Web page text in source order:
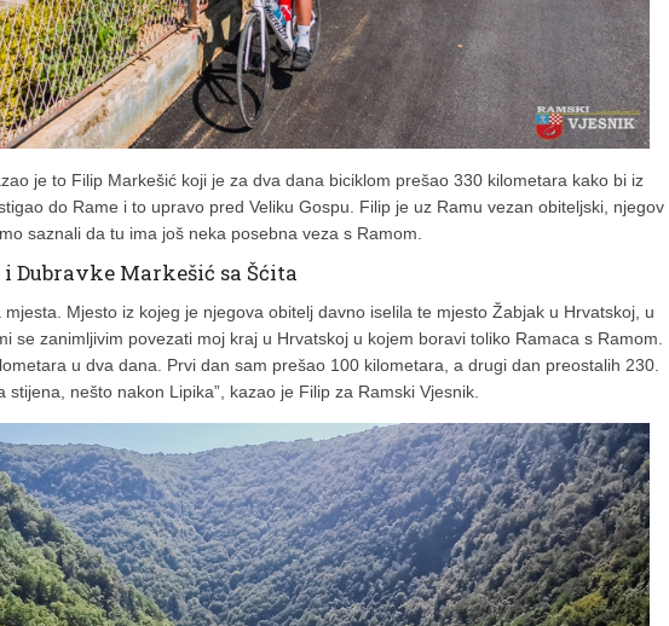
je to Filip Markešić koji je za dva dana biciklom prešao 330 kilometara kako bi iz
do Rame i to upravo pred Veliku Gospu. Filip je uz Ramu vezan obiteljski, njegov
saznali da tu ima još neka posebna veza s Ramom.
Markešić sa Šćita
Mjesto iz kojeg je njegova obitelj davno iselila te mjesto Žabjak u Hrvatskoj, u
se zanimljivim povezati moj kraj u Hrvatskoj u kojem boravi toliko Ramaca s Ramom.
u dva dana. Prvi dan sam prešao 100 kilometara, a drugi dan preostalih 230.
nešto nakon Lipika”, kazao je Filip za Ramski Vjesnik.